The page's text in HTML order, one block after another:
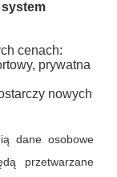
cenach:
prywatna
nowych
dane osobowe
przetwarzane